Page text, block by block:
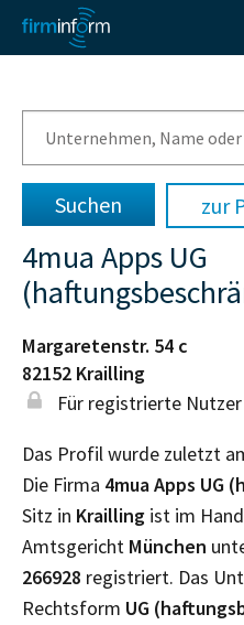
zur
4mua Apps UG
Margaretenstr. 54 c
82152 Krailling
Für registrierte Nutzer
Das Profil wurde zuletzt
Die Firma 4mua Apps UG
Sitz in Krailling ist im
Amtsgericht München
266928 registriert. Das
Rechtsform UG